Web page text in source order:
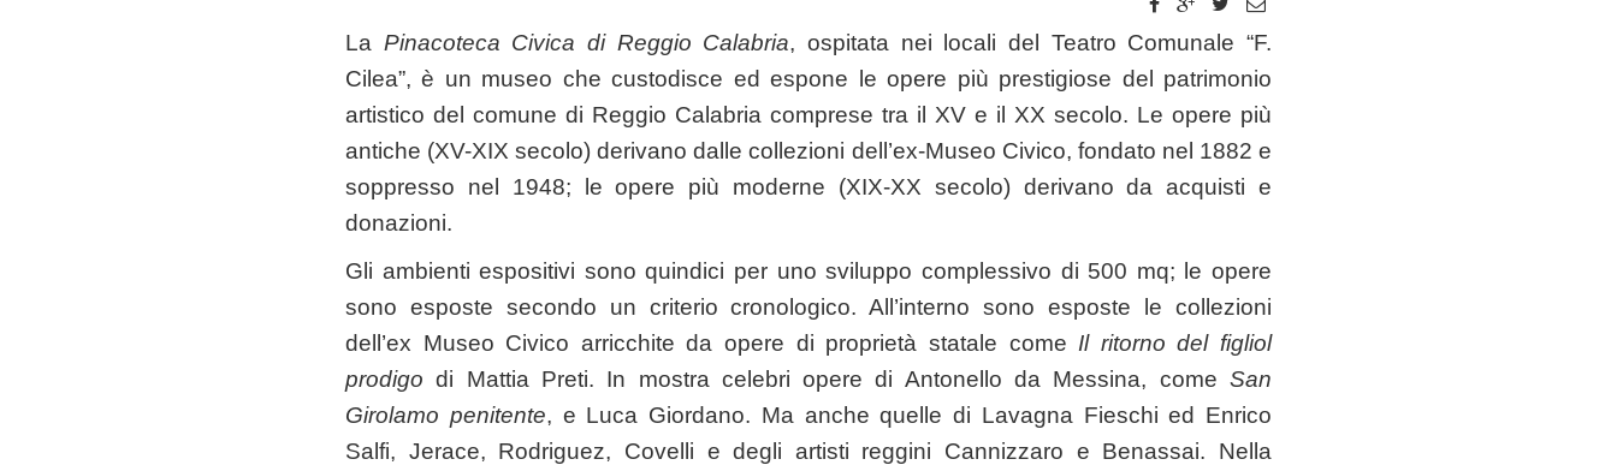
La Pinacoteca Civica di Reggio Calabria, ospitata nei locali del Teatro Comunale “F.
Cilea”, è un museo che custodisce ed espone le opere più prestigiose del patrimonio
artistico del comune di Reggio Calabria comprese tra il XV e il XX secolo. Le opere più
antiche (XV-XIX secolo) derivano dalle collezioni dell’ex-Museo Civico, fondato nel 1882 e
soppresso nel 1948; le opere più moderne (XIX-XX secolo) derivano da acquisti e
donazioni.
Gli ambienti espositivi sono quindici per uno sviluppo complessivo di 500 mq; le opere
sono esposte secondo un criterio cronologico. All’interno sono esposte le collezioni
dell’ex Museo Civico arricchite da opere di proprietà statale come Il ritorno del figliol
prodigo di Mattia Preti. In mostra celebri opere di Antonello da Messina, come San
Girolamo penitente, e Luca Giordano. Ma anche quelle di Lavagna Fieschi ed Enrico
Salfi, Jerace, Rodriguez, Covelli e degli artisti reggini Cannizzaro e Benassai. Nella